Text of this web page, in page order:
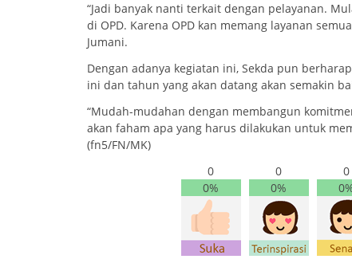
“Jadi banyak nanti terkait dengan pelayanan.
di OPD. Karena OPD kan memang layanan
Jumani.
Dengan adanya kegiatan ini, Sekda pun
ini dan tahun yang akan datang akan semakin
“Mudah-mudahan dengan membangun
akan faham apa yang harus dilakukan untuk
(fn5/FN/MK)
0
0%
0
0%
0